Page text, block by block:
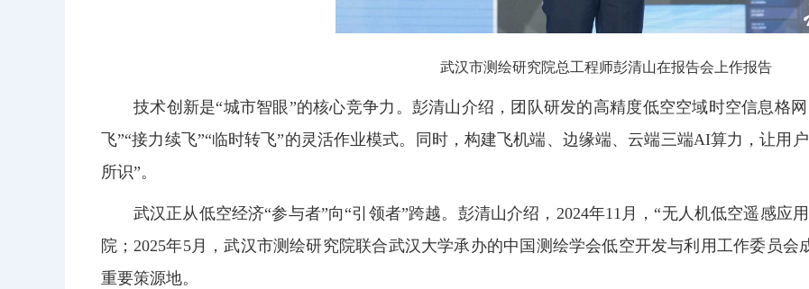
武汉市测绘研究院总工程师彭清山在报告会上作报告
技术创新是“城市智眼”的核心竞争力。彭清山介绍，团队研发的高精度低空空域时空信息格
飞”“接力续飞”“临时转飞”的灵活作业模式。同时，构建飞机端、边缘端、云端三端AI算力，让用
所识”。
武汉正从低空经济“参与者”向“引领者”跨越。彭清山介绍，2024年11月，“无人机低空遥感应
院；2025年5月，武汉市测绘研究院联合武汉大学承办的中国测绘学会低空开发与利用工作委员
重要策源地。